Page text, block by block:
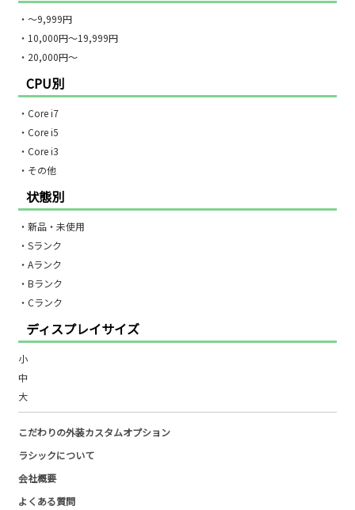
・〜9,999円
・10,000円〜19,999円
・20,000円〜
CPU別
・Core i7
・Core i5
・Core i3
・その他
状態別
・新品・未使用
・Sランク
・Aランク
・Bランク
・Cランク
ディスプレイサイズ
小
中
大
こだわりの外装カスタムオプション
ラシックについて
会社概要
よくある質問